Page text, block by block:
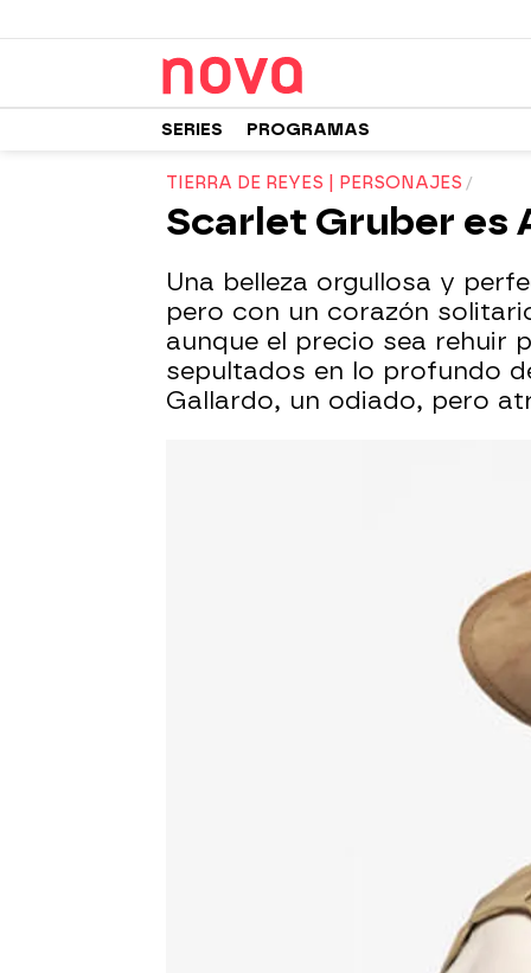
SERIES PROGRAMAS
TIERRA DE REYES | PERSONAJES
Scarlet Gruber es
Una belleza orgullosa y
pero con un corazón
aunque el precio sea rehuir
sepultados en lo profundo
Gallardo, un odiado, pero